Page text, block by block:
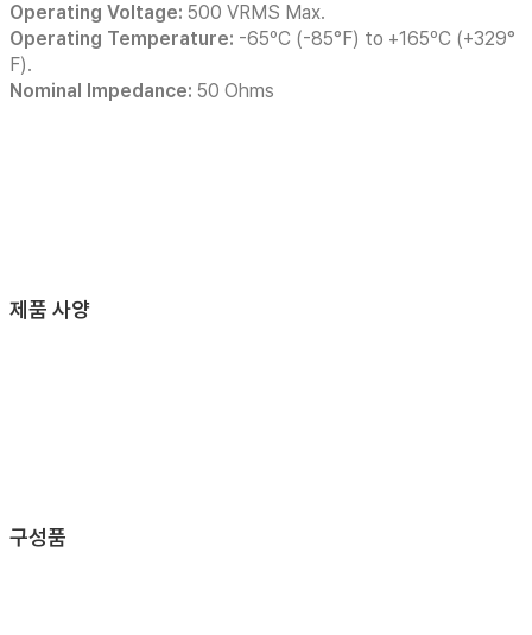
Operating Voltage: 500 VRMS Max.
Operating Temperature: -65ºC (-85°F) to +165ºC (+329°
F).
Nominal Impedance: 50 Ohms
제품 사양
구성품